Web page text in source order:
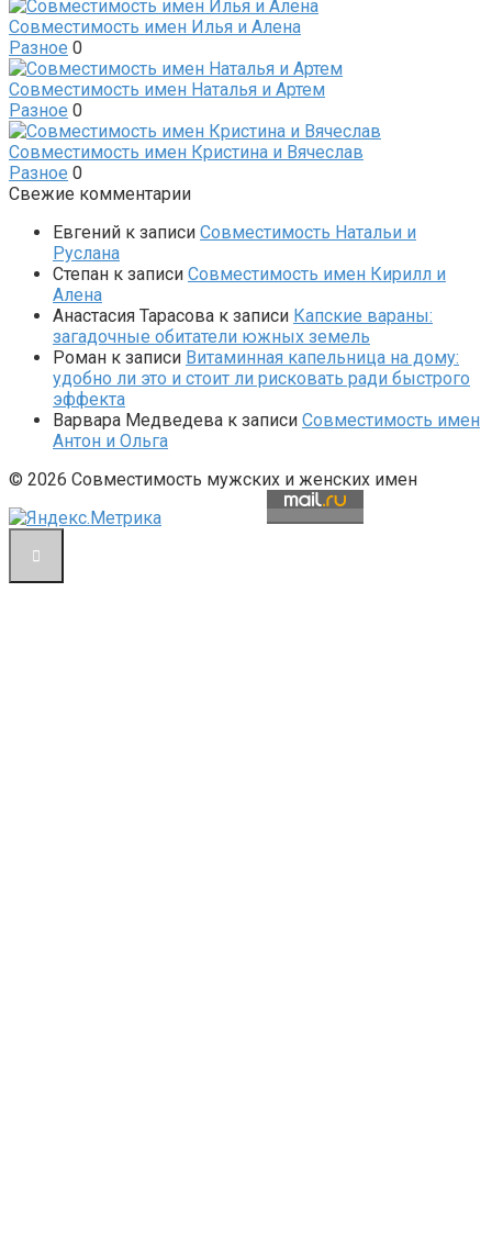
Совместимость имен Илья и Алена
Разное 0
Совместимость имен Наталья и Артем
Разное 0
Совместимость имен Кристина и Вячеслав
Разное 0
Свежие комментарии
Евгений к записи Совместимость Натальи и
Руслана
Степан к записи Совместимость имен Кирилл и
Алена
Анастасия Тарасова к записи Капские вараны:
загадочные обитатели южных земель
Роман к записи Витаминная капельница на дому:
удобно ли это и стоит ли рисковать ради быстрого
эффекта
Варвара Медведева к записи Совместимость имен
Антон и Ольга
© 2026 Совместимость мужских и женских имен